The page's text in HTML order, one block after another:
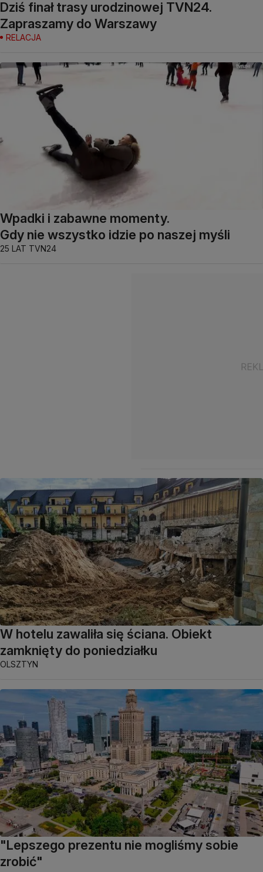
Dziś finał trasy urodzinowej TVN24.
Zapraszamy do Warszawy
RELACJA
Wpadki i zabawne momenty.
Gdy nie wszystko idzie po naszej myśli
25 LAT TVN24
W hotelu zawaliła się ściana. Obiekt
zamknięty do poniedziałku
OLSZTYN
"Lepszego prezentu nie mogliśmy sobie
zrobić"